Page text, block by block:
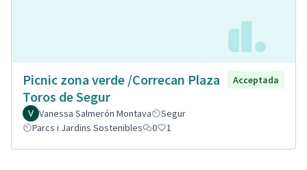
Picnic zona verde /Correcan Plaza
Toros de Segur
Acceptada
Vanessa Salmerón Montava
Segur
Parcs i Jardins Sostenibles
0 1